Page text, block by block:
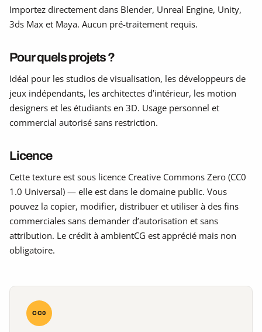
Importez directement dans Blender, Unreal Engine, Unity,
3ds Max et Maya. Aucun pré-traitement requis.
Pour quels projets ?
Idéal pour les studios de visualisation, les développeurs de
jeux indépendants, les architectes d’intérieur, les motion
designers et les étudiants en 3D. Usage personnel et
commercial autorisé sans restriction.
Licence
Cette texture est sous licence Creative Commons Zero (CC0
1.0 Universal) — elle est dans le domaine public. Vous
pouvez la copier, modifier, distribuer et utiliser à des fins
commerciales sans demander d’autorisation et sans
attribution. Le crédit à ambientCG est apprécié mais non
obligatoire.
CC0